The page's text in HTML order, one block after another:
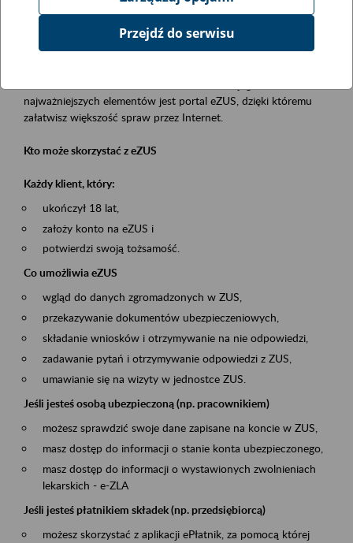
Event description
Platforma Usług Elektronicznych eZUS
najważniejszych elementów jest portal eZUS, dzięki któremu
załatwisz większość spraw przez Internet.
Kto może skorzystać z eZUS
Każdy klient, który:
ukończył 18 lat,
założy konto na eZUS i
potwierdzi swoją tożsamość.
Co umożliwia eZUS
wgląd do danych zgromadzonych w ZUS,
przekazywanie dokumentów ubezpieczeniowych,
składanie wniosków i otrzymywanie na nie odpowiedzi,
zadawanie pytań i otrzymywanie odpowiedzi z ZUS,
umawianie się na wizyty w jednostce ZUS.
Jeśli jesteś osobą ubezpieczoną (np. pracownikiem)
możesz sprawdzić swoje dane zapisane na koncie w ZUS,
masz dostęp do informacji o stanie konta ubezpieczonego,
masz dostęp do informacji o wystawionych zwolnieniach
lekarskich - e-ZLA
Jeśli jesteś płatnikiem składek (np. przedsiębiorcą)
możesz skorzystać z aplikacji ePłatnik, za pomocą której
Przejdź do serwisu